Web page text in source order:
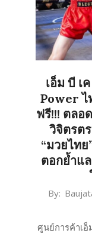
เอ็ม บี เ
Power ไ
ฟรี!!! ตลอ
วิจิตรต
“มวยไท
ตอกย้ำแ
2026-
09
By:
ศูนย์การค้าเอ็